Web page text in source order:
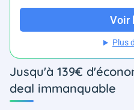
Voir
Plus
Jusqu'à 139€
deal immanquable